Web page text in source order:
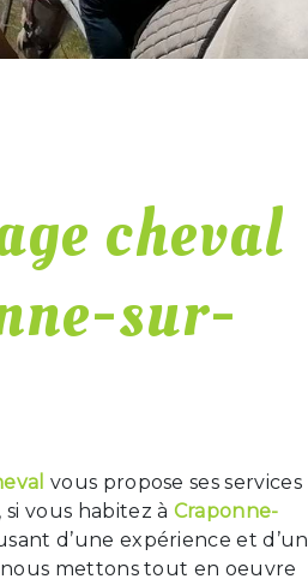
cheval
sur-
vous propose ses services
, si vous habitez à Craponne-
d’une expérience et d’un
mettons tout en oeuvre